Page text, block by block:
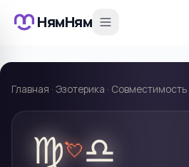
НямНям
Главная · Эзотерика · Совместимость
♍💘♎